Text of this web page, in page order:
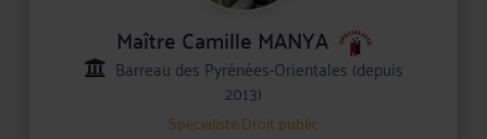
Maître Camille MANYA
Barreau des Pyrénées-Orientales (depuis
2013)
SpécialisteDroit public